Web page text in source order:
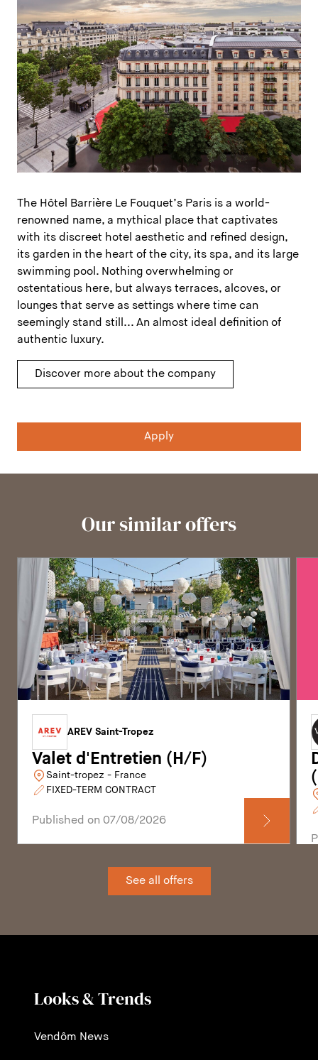
The Hôtel Barrière Le Fouquet’s Paris is a world-
renowned name, a mythical place that captivates
with its discreet hotel aesthetic and refined design,
its garden in the heart of the city, its spa, and its large
swimming pool. Nothing overwhelming or
ostentatious here, but always terraces, alcoves, or
lounges that serve as settings where time can
seemingly stand still... An almost ideal definition of
authentic luxury.
Discover more about the company
Apply
Our similar offers
AREV Saint-Tropez
Valet d'Entretien (H/F)
Saint-tropez - France
FIXED-TERM CONTRACT
Published on 07/08/2026
See all offers
Looks & Trends
Vendôm News